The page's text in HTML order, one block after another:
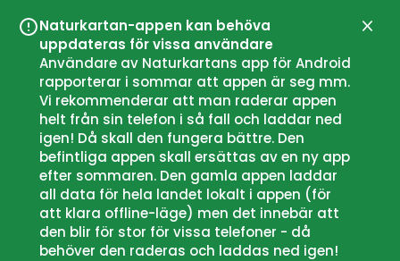
Naturkartan-appen kan behöva
uppdateras för vissa användare
Användare av Naturkartans app för Android
rapporterar i sommar att appen är seg mm.
Vi rekommenderar att man raderar appen
helt från sin telefon i så fall och laddar ned
igen! Då skall den fungera bättre. Den
befintliga appen skall ersättas av en ny app
efter sommaren. Den gamla appen laddar
all data för hela landet lokalt i appen (för
att klara offline-läge) men det innebär att
den blir för stor för vissa telefoner - då
behöver den raderas och laddas ned igen!